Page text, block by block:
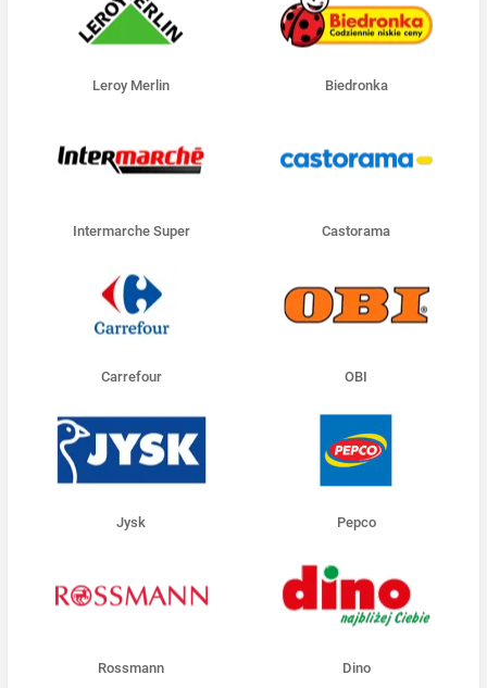
Leroy Merlin Biedronka
Intermarche Super Castorama
Carrefour OBI
Jysk Pepco
Rossmann Dino